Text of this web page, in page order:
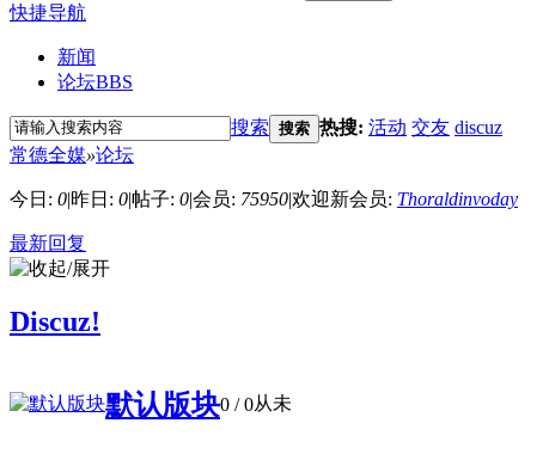
快捷导航
新闻
论坛BBS
搜索 搜索 热搜: 活动 交友 discuz
常德全媒»论坛
今日: 0|昨日: 0|帖子: 0|会员: 75950|欢迎新会员: Thoraldinvoday
最新回复
Discuz!
默认版块0 / 0从未